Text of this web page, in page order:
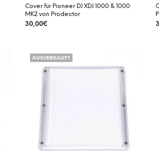
Cover für Pioneer DJ XDJ 1000 & 1000
MK2 von Prodector
30,00€
AUSVERKAUFT